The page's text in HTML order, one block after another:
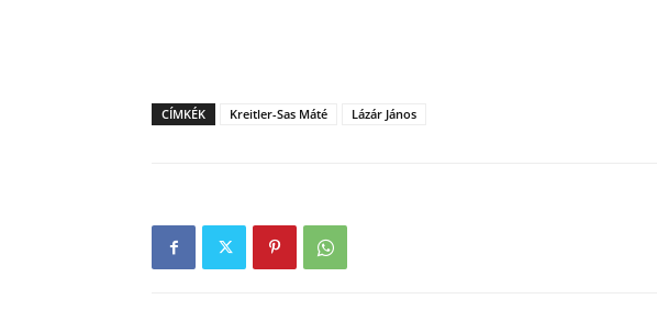
CÍMKÉK Kreitler-Sas Máté Lázár János